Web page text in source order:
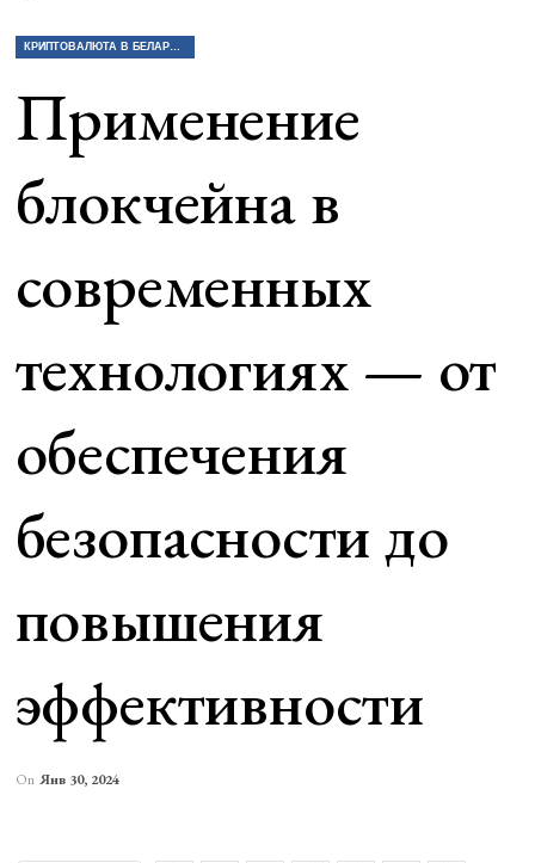
КРИПТОВАЛЮТА В БЕЛАРУСИ: ЗАКОННО ЛИ ПОКУПАТЬ, ПРОДАВАТЬ КРИПТУ?
Применение
блокчейна в
современных
технологиях — от
обеспечения
безопасности до
повышения
эффективности
On Янв 30, 2024